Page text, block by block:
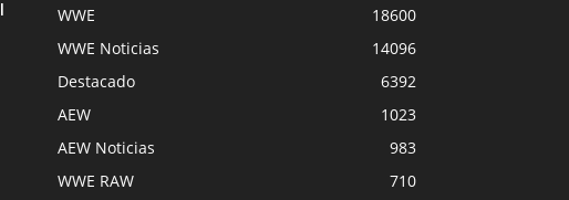
WWE
18600
WWE Noticias
14096
Destacado
6392
AEW
1023
AEW Noticias
983
WWE RAW
710